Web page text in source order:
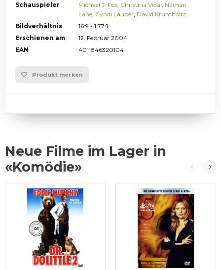
Schauspieler
Michael J. Fox Christina Vidal Nathan
Lane Cyndi Lauper David Krumholtz
Bildverhältnis
16:9 - 1.77:1
Erschienen am
12. Februar 2004
EAN
4011846320104
Produkt merken
Neue Filme im Lager in
«Komödie»